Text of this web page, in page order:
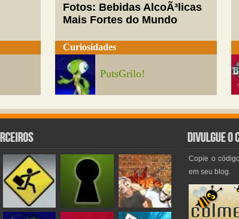
Fotos: Bebidas AlcoÃ³licas
Mais Fortes do Mundo
Curiosidades
PutsGrilo!
Copie o
em seu blog.